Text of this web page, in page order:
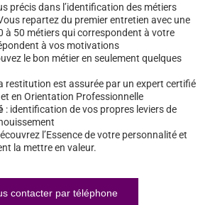
précis dans l’identification des métiers
repartez du premier entretien avec une
à 50 métiers qui correspondent à votre
à vos motivations
le bon métier en seulement quelques
restitution est assurée par un expert certifié
en Orientation Professionnelle
: identification de vos propres leviers de
l’Essence de votre personnalité et
la mettre en valeur.
contacter par téléphone